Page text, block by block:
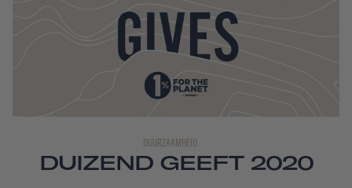
DUURZAAMHEID
DUIZEND GEEFT 2020